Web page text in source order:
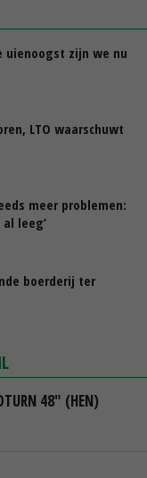
uienoogst zijn we nu
LTO waarschuwt
meer problemen:
leeg’
boerderij ter
48" (HEN)